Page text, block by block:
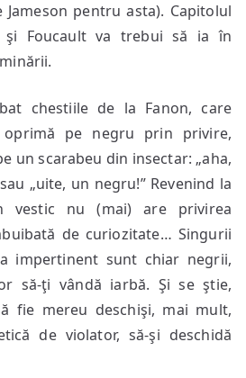
pentru asta). Capitolul
Foucault va trebui să ia în
chestiile de la Fanon, care
pe negru prin privire,
un scarabeu din insectar: „aha,
„uite, un negru!” Revenind la
vestic nu (mai) are privirea
de curiozitate… Singurii
impertinent sunt chiar negrii,
să-ţi vândă iarbă. Şi se ştie,
fie mereu deschişi, mai mult,
de violator, să-şi deschidă